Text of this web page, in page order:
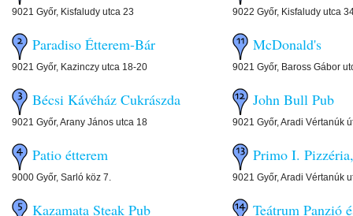
9021 Győr, Kisfaludy utca 23
Paradiso Étterem-Bár
9021 Győr, Kazinczy utca 18-20
Bécsi Kávéház Cukrászda
9021 Győr, Arany János utca 18
Patio étterem
9000 Győr, Sarló köz 7.
Kazamata Steak Pub
9022 Győr, Kisfaludy utca
McDonald's
9021 Győr, Baross Gábor
John Bull Pub
9021 Győr, Aradi Vértanúk
Primo I.
9021 Győr, Aradi Vértanúk
Teátrum Panzió